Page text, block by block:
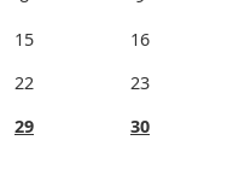
15 16
22 23
29 30